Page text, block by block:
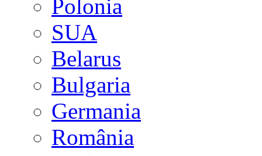
Polonia
SUA
Belarus
Bulgaria
Germania
România